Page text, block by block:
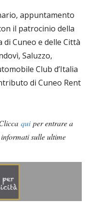
appuntamento
il patrocinio della
di Cuneo e delle Città
Saluzzo,
Club d’Italia
di Cuneo Rent
quiper entrare a
sulle ultime